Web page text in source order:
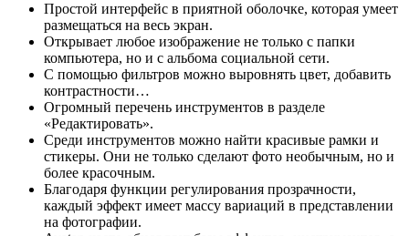
Простой интерфейс в приятной оболочке, которая умеет
размещаться на весь экран.
Открывает любое изображение не только с папки
компьютера, но и с альбома социальной сети.
С помощью фильтров можно выровнять цвет, добавить
контрастности…
Огромный перечень инструментов в разделе
«Редактировать».
Среди инструментов можно найти красивые рамки и
стикеры. Они не только сделают фото необычным, но и
более красочным.
Благодаря функции регулирования прозрачности,
каждый эффект имеет массу вариаций в представлении
на фотографии.